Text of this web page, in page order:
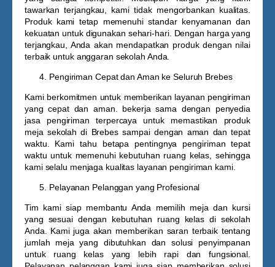
tawarkan terjangkau, kami tidak mengorbankan kualitas.
Produk kami tetap memenuhi standar kenyamanan dan
kekuatan untuk digunakan sehari-hari. Dengan harga yang
terjangkau, Anda akan mendapatkan produk dengan nilai
terbaik untuk anggaran sekolah Anda.
Pengiriman Cepat dan Aman ke Seluruh Brebes
Kami berkomitmen untuk memberikan layanan pengiriman
yang cepat dan aman. bekerja sama dengan penyedia
jasa pengiriman terpercaya untuk memastikan produk
meja sekolah di Brebessampai dengan aman dan tepat
waktu. Kami tahu betapa pentingnya pengiriman tepat
waktu untuk memenuhi kebutuhan ruang kelas, sehingga
kami selalu menjaga kualitas layanan pengiriman kami.
Pelayanan Pelanggan yang Profesional
Tim kami siap membantu Anda memilih meja dan kursi
yang sesuai dengan kebutuhan ruang kelas di sekolah
Anda. Kami juga akan memberikan saran terbaik tentang
jumlah meja yang dibutuhkan dan solusi penyimpanan
untuk ruang kelas yang lebih rapi dan fungsional.